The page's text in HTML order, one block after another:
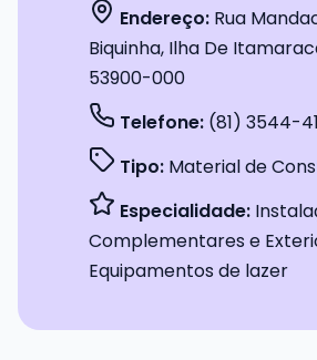
Endereço: Rua
Biquinha, Ilha De
53900-000
Telefone: (81) 3544-
Tipo: Material de
Especialidade:
Complementares e
Equipamentos de lazer